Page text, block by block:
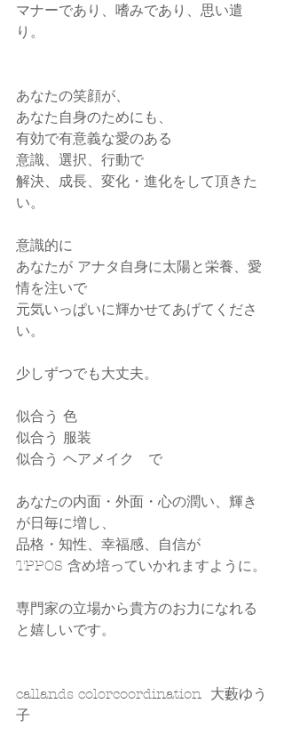
マナーであり、嗜みであり、思い遣
り。
あなたの笑顔が、
あなた自身のためにも、
有効で有意義な愛のある
意識、選択、行動で
解決、成長、変化・進化をして頂きた
い。
意識的に
あなたが アナタ自身に太陽と栄養、愛
情を注いで
元気いっぱいに輝かせてあげてくださ
い。
少しずつでも大丈夫。
似合う 色
似合う 服装
似合う ヘアメイク　で
あなたの内面・外面・心の潤い、輝き
が日毎に増し、
品格・知性、幸福感、自信が
TPPOS 含め培っていかれますように。
専門家の立場から貴方のお力になれる
と嬉しいです。
callands colorcoordination  大藪ゆう
子